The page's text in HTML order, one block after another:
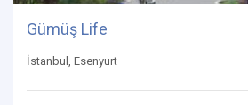
Gümüş Life
İstanbul, Esenyurt